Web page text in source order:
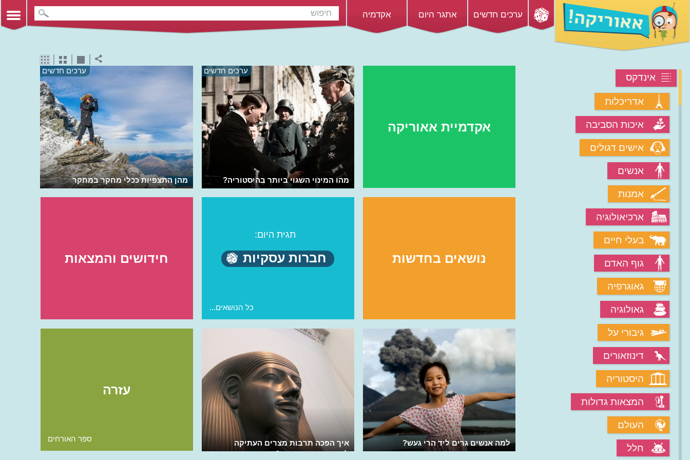
ערכים חדשים אתגר היום אקדמיה
אינדקס
אדריכלות
איכות הסביבה
אישים דגולים
אנשים
אמנות
ארכיאולוגיה
בעלי חיים
גוף האדם
גאוגרפיה
גאולוגיה
גיבורי על
דינוזאורים
היסטוריה
המצאות גדולות
העולם
חלל
מהן התצפיות ככלי מחקר במחקר
המדעי?
ערכים חדשים
מהו המינוי השגוי ביותר בהיסטוריה?
ערכים חדשים
אקדמיית אאוריקה
חידושים והמצאות
תגית היום:
חברות עסקיות
כל הנושאים...
נושאים בחדשות
עזרה
ספר האורחים
איך הפכה תרבות מצרים העתיקה
למתקדמת וחדשנית?
למה אנשים גרים ליד הרי געש?
מהי שיטת מצליח?
מה עושים הנוירונים שבמוחנו?
מהו הירבוע?